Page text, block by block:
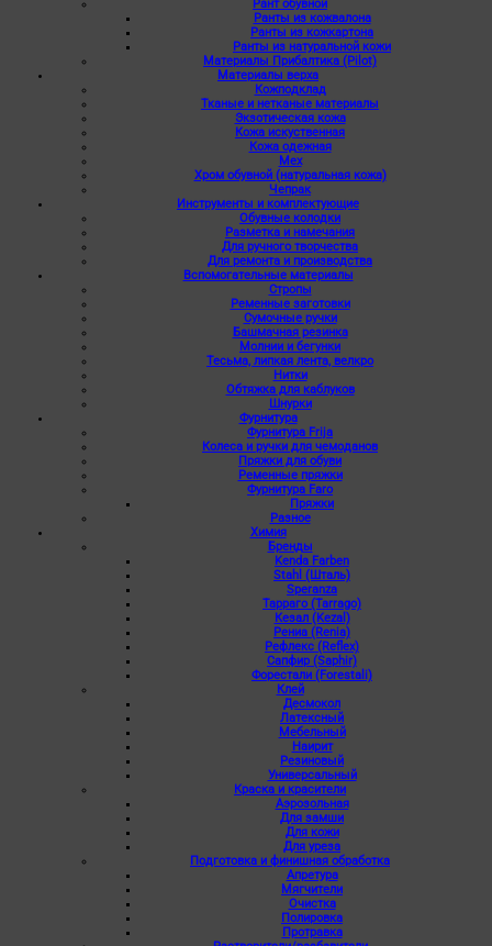
Рант обувной
Ранты из кожвалона
Ранты из кожкартона
Ранты из натуральной кожи
Материалы Прибалтика (Pilot)
Материалы верха
Кожподклад
Тканые и нетканые материалы
Экзотическая кожа
Кожа искуственная
Кожа одежная
Мех
Хром обувной (натуральная кожа)
Чепрак
Инструменты и комплектующие
Обувные колодки
Разметка и намечания
Для ручного творчества
Для ремонта и производства
Вспомогательные материалы
Стропы
Ременные заготовки
Сумочные ручки
Башмачная резинка
Молнии и бегунки
Тесьма, липкая лента, велкро
Нитки
Обтяжка для каблуков
Шнурки
Фурнитура
Фурнитура Frija
Колеса и ручки для чемоданов
Пряжки для обуви
Ременные пряжки
Фурнитура Faro
Пряжки
Разное
Химия
Бренды
Kenda Farben
Stahl (Шталь)
Speranza
Тарраго (Tarrago)
Кезал (Kezal)
Рениа (Renia)
Рефлекс (Reflex)
Сапфир (Saphir)
Форестали (Forestali)
Клей
Десмокол
Латексный
Мебельный
Наирит
Резиновый
Универсальный
Краска и красители
Аэрозольная
Для замши
Для кожи
Для уреза
Подготовка и финишная обработка
Апретура
Мягчители
Очистка
Полировка
Протравка